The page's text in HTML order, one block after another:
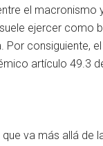
el macronismo
ejercer como
consiguiente,
artículo 49.3
va más allá de